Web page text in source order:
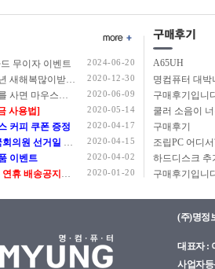
무이자 이벤트 2024-06-20
[새해인사]2021년 새해복많이받으세요. 2020-12-30
[이벤트]모니터를 사면 마우스를 드립니다. 2020-06-09
사용법] 2020-05-14
커피 쿠폰 증정 2020-04-17
[공지] 2020년 국회의원 선거일 정상근무 안내 2020-04-15
이벤트 2020-04-02
[설 배송공지]설 연휴 배송공지입니다. 2020-01-20
A65UH
구매후기입니
쿨러 소음이
구매후기
구매후기입니
(주)명정
대표자 :
사업자등